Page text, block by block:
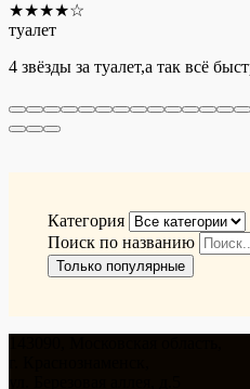
★★★★☆
туалет
4 звёзды за туалет,а так всё
Категория
Поиск по названию
Только популярные